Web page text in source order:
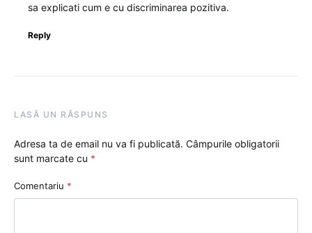
sa explicati cum e cu discriminarea pozitiva.
Reply
LASĂ UN RĂSPUNS
Adresa ta de email nu va fi publicată. Câmpurile obligatorii
sunt marcate cu *
Comentariu *